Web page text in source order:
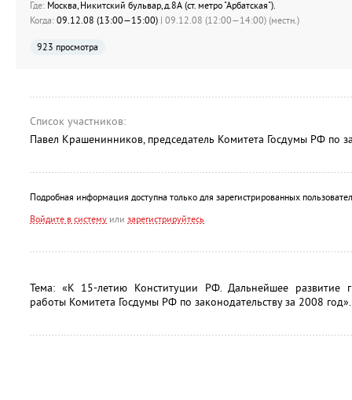
Где: Москва, Никитский бульвар, д.8А (ст. метро "Арбатская").
Когда: 09.12.08 (13:00—15:00) | 09.12.08 (12:00—14:00) (местн.)
923 просмотра
Список участников:
Павел Крашенинников, председатель Комитета Госдумы РФ по
Подробная информация доступна только для зарегистрированных
Войдите в систему или зарегистрируйтесь
Тема: «К 15-летию Конституции РФ. Дальнейшее развитие
работы Комитета Госдумы РФ по законодательству за 2008 год».